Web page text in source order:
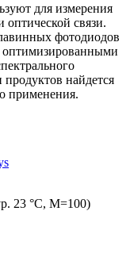
для измерения
оптической связи.
фотодиодов
найдется
применения.